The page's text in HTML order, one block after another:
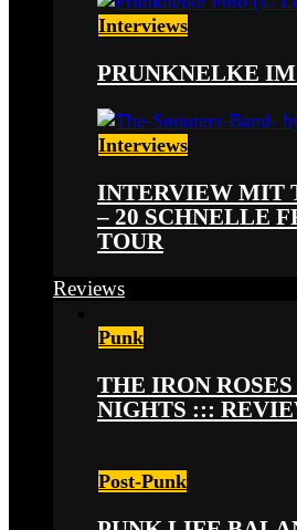
Interviews
PRUNKNELKE
Interviews
INTERVIEW MIT
– 20 SCHNELLE
TOUR
Reviews
Punk
THE IRON
NIGHTS :::
Post-Punk